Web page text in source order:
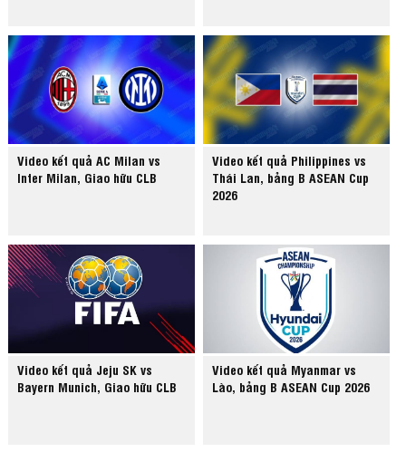
Video kết quả AC Milan vs
Inter Milan, Giao hữu CLB
Video kết quả Philippines vs
Thái Lan, bảng B ASEAN Cup
2026
Video kết quả Jeju SK vs
Bayern Munich, Giao hữu CLB
Video kết quả Myanmar vs
Lào, bảng B ASEAN Cup 2026